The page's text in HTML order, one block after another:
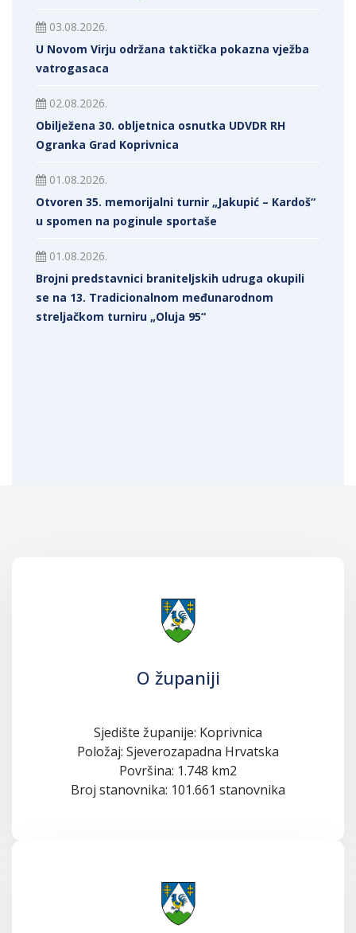
03.08.2026.
U Novom Virju održana taktička pokazna vježba
vatrogasaca
02.08.2026.
Obilježena 30. obljetnica osnutka UDVDR RH
Ogranka Grad Koprivnica
01.08.2026.
Otvoren 35. memorijalni turnir „Jakupić – Kardoš“
u spomen na poginule sportaše
01.08.2026.
Brojni predstavnici braniteljskih udruga okupili
se na 13. Tradicionalnom međunarodnom
streljačkom turniru „Oluja 95“
O županiji
Sjedište županije: Koprivnica
Položaj: Sjeverozapadna Hrvatska
Površina: 1.748 km2
Broj stanovnika: 101.661 stanovnika